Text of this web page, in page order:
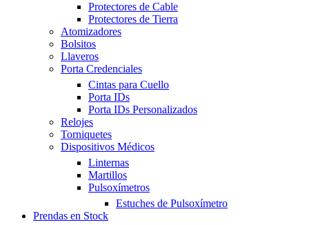
Protectores de Cable
Protectores de Tierra
Atomizadores
Bolsitos
Llaveros
Porta Credenciales
Cintas para Cuello
Porta IDs
Porta IDs Personalizados
Relojes
Torniquetes
Dispositivos Médicos
Linternas
Martillos
Pulsoxímetros
Estuches de Pulsoxímetro
Prendas en Stock